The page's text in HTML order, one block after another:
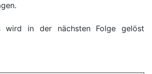
wird in der nächsten Folge gelöst